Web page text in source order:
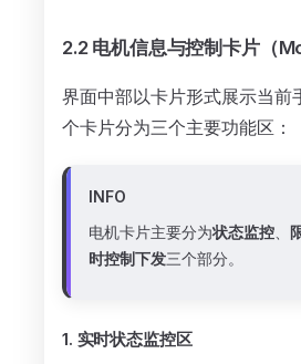
2.2 电机信息与控制卡片（
界面中部以卡片形式展示当前
个卡片分为三个主要功能区：
INFO
电机卡片主要分为状态监控
时控制下发三个部分。
1. 实时状态监控区